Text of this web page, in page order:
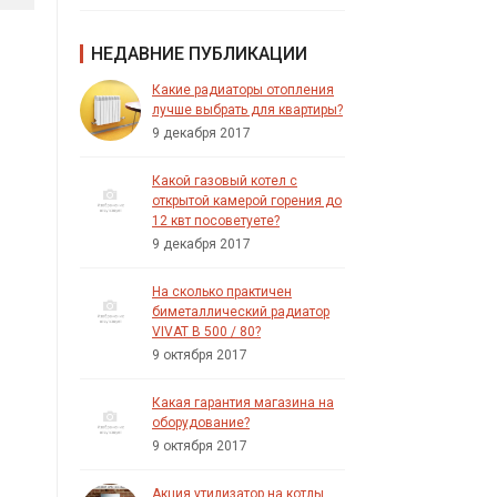
НЕДАВНИЕ ПУБЛИКАЦИИ
Какие радиаторы отопления
лучше выбрать для квартиры?
9 декабря 2017
Какой газовый котел с
открытой камерой горения до
12 квт посоветуете?
9 декабря 2017
На сколько практичен
биметаллический радиатор
VIVAT B 500 / 80?
9 октября 2017
Какая гарантия магазина на
оборудование?
9 октября 2017
Акция утилизатор на котлы